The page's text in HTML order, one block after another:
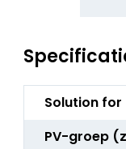
Meer
informatie
Solution for
PV-groep